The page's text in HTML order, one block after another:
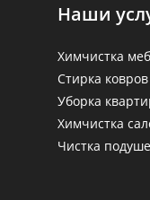
Наши
Химчистка
Стирка ковров
Уборка
Химчистка
Чистка